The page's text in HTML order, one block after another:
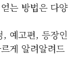
는 방법은 다양
, 예고편, 등장인
게 알려알려드